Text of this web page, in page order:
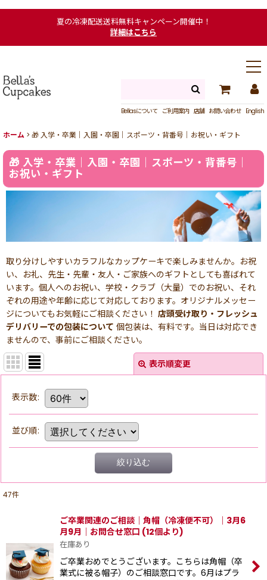
夏の冷凍配送送料無料キャンペーン開催中！
詳細はこちら
Bellasについて ご利用案内 店舗 お問い合わせ English
ホーム > 🎁 入学・卒業｜入園・卒園｜スポーツ・背番号｜お祝い・ギフト
🎁 入学・卒業｜入園・卒園｜スポーツ・背番号｜
お祝い・ギフト
取り分けしやすいカラフルなカップケーキで楽しみませんか。お祝
い、お礼、先生・先輩・友人・ご家族へのギフトとしても喜ばれて
います。個人へのお祝い、学校・クラブ（大量）でのお祝い、それ
ぞれの用途や年齢に応じて対応しております。オリジナルメッセー
ジについてもお気軽にご相談ください！ 店頭受け取り・フレッシュ
デリバリーでの包装について 個包装は、有料です。当日は対応でき
ませんので、事前にご相談ください。
表示順変更
表示数:
並び順:
絞り込む
47件
ご卒業関連のご相談｜角帽（冷凍便不可）｜3月6
月9月｜お問合せ窓口 (12個より)
在庫あり
ご卒業おめでとうございます。こちらは角帽（卒
業式に被る帽子）のご相談窓口です。6月はプラ